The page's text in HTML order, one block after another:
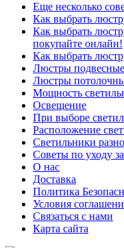
Еще несколько
Как выбрать
Как выбрать
покупайте онлайн!
Как выбрать
Люстры
Люстры
Мощность
Освещение
При выборе
Расположение
Светильники
Советы по уходу
О нас
Доставка
Политика
Условия
Связаться с нами
Карта сайта